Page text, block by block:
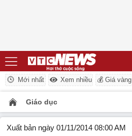
Mới nhất Xem nhiều 💰 Giá vàng
Giáo dục
Xuất bản ngày 01/11/2014 08:00 AM